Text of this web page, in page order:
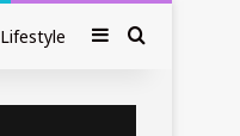
Lifestyle SidebarSearch